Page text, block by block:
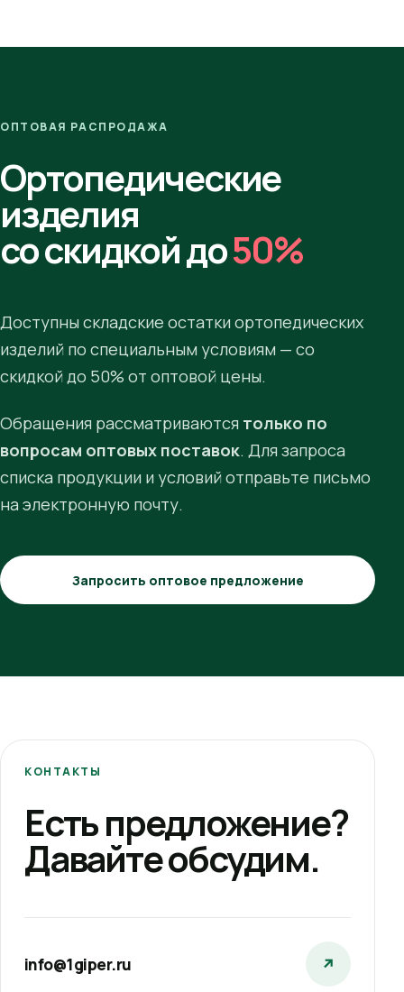
ОПТОВАЯ РАСПРОДАЖА
Ортопедические
изделия
со скидкой до50%
Доступны складские остатки ортопедических
изделий по специальным условиям — со
скидкой до 50% от оптовой цены.
Обращения рассматриваются только по
вопросам оптовых поставок. Для запроса
списка продукции и условий отправьте письмо
на электронную почту.
Запросить оптовое предложение
КОНТАКТЫ
Есть предложение?
Давайте обсудим.
info@1giper.ru ↗